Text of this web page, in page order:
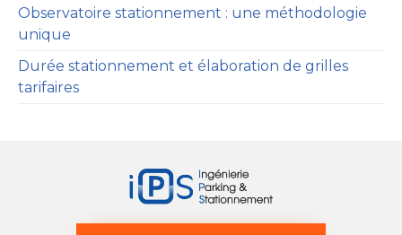
Observatoire stationnement : une méthodologie
unique
Durée stationnement et élaboration de grilles
tarifaires